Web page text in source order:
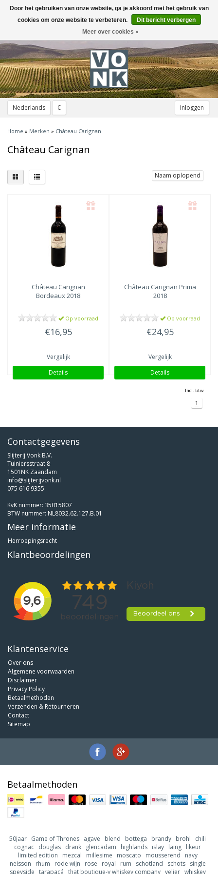
Nederlands € Inloggen
Toggle
navigation
Home » Merken » Château Carignan
Château Carignan
Naam oplopend
Château Carignan
Bordeaux 2018
Op voorraad
€16,95
Vergelijk
Details
Château Carignan Prima
2018
Op voorraad
€24,95
Vergelijk
Details
Incl. btw
1
Contactgegevens
Slijterij Vonk B.V.
Tuiniersstraat 8
1501NK Zaandam
info@slijterijvonk.nl
075 616 9355
KvK nummer: 35015807
BTW nummer: NL8032.62.127.B.01
Meer informatie
Herroepingsrecht
Klantbeoordelingen
Klantenservice
Over ons
Algemene voorwaarden
Disclaimer
Privacy Policy
Betaalmethoden
Verzenden & Retourneren
Contact
Sitemap
Betaalmethoden
50jaar Game of Thrones agave blend bottega brandy brohl
chili
cognac douglas drank glencadam highlands islay laing likeur
limited edition
mezcal millesime moscato mousserend
navy
neisson
rhum rode wijn rose royal rum schotland schots
single
speyside tarapacá that boutique-y whiskey company velier whiskey
Door het gebruiken van onze website, ga je akkoord met het gebruik van
cookies om onze website te verbeteren.
Dit bericht verbergen
Meer over cookies »